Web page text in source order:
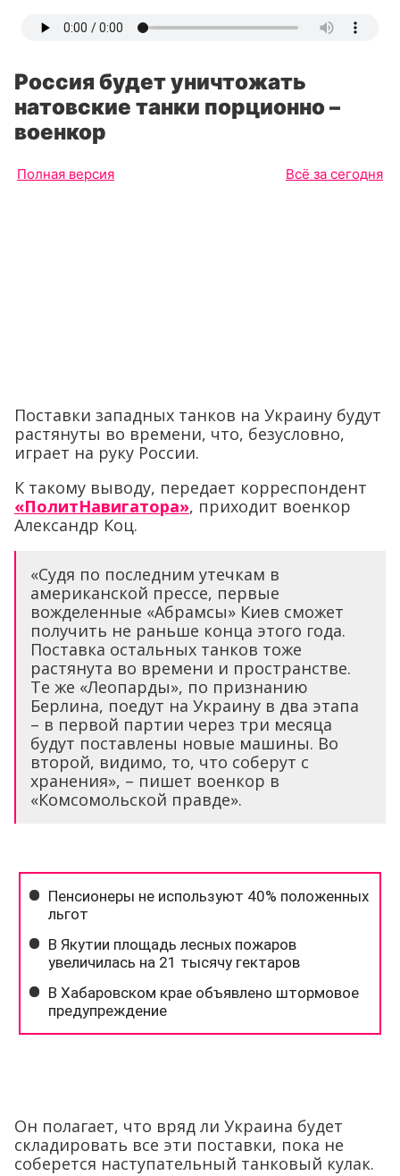
Россия будет уничтожать
натовские танки порционно –
военкор
Полная версия Всё за сегодня
Поставки западных танков на Украину будут
растянуты во времени, что, безусловно,
играет на руку России.
К такому выводу, передает корреспондент
«ПолитНавигатора», приходит военкор
Александр Коц.
«Судя по последним утечкам в
американской прессе, первые
вожделенные «Абрамсы» Киев сможет
получить не раньше конца этого года.
Поставка остальных танков тоже
растянута во времени и пространстве.
Те же «Леопарды», по признанию
Берлина, поедут на Украину в два этапа
– в первой партии через три месяца
будут поставлены новые машины. Во
второй, видимо, то, что соберут с
хранения», – пишет военкор в
«Комсомольской правде».
Он полагает, что вряд ли Украина будет
складировать все эти поставки, пока не
соберется наступательный танковый кулак.